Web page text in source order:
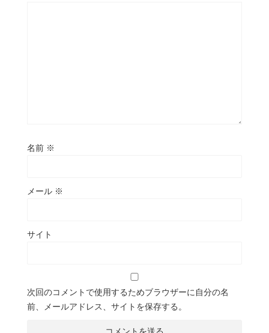
名前 ※
メール ※
サイト
次回のコメントで使用するためブラウザーに自分の名
前、メールアドレス、サイトを保存する。